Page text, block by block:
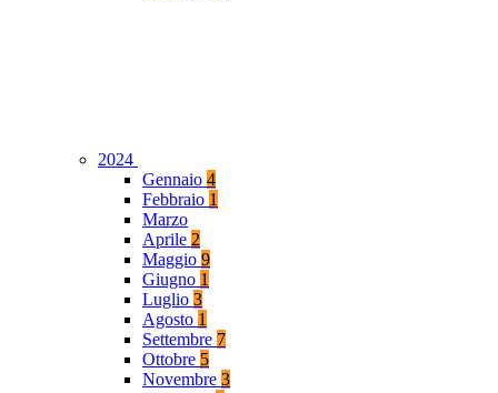
2024
Gennaio 4
Febbraio 1
Marzo
Aprile 2
Maggio 9
Giugno 1
Luglio 3
Agosto 1
Settembre 7
Ottobre 5
Novembre 3